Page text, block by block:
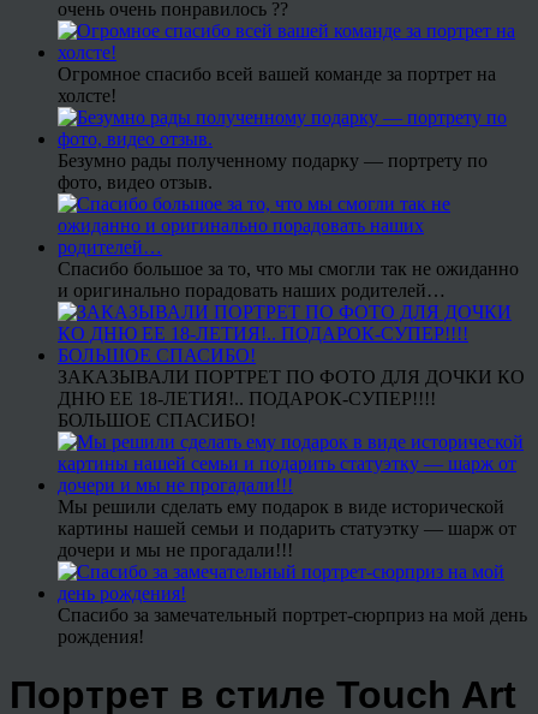
очень очень понравилось ??
Огромное спасибо всей вашей команде за портрет на
холсте!
Безумно рады полученному подарку — портрету по
фото, видео отзыв.
Спасибо большое за то, что мы смогли так не ожиданно
и оригинально порадовать наших родителей…
ЗАКАЗЫВАЛИ ПОРТРЕТ ПО ФОТО ДЛЯ ДОЧКИ КО
ДНЮ ЕЕ 18-ЛЕТИЯ!.. ПОДАРОК-СУПЕР!!!!
БОЛЬШОЕ СПАСИБО!
Мы решили сделать ему подарок в виде исторической
картины нашей семьи и подарить статуэтку — шарж от
дочери и мы не прогадали!!!
Спасибо за замечательный портрет-сюрприз на мой день
рождения!
Портрет в стиле Touch Art